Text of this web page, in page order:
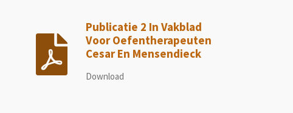
Publicatie 2 In Vakblad
Voor Oefentherapeuten
Cesar En Mensendieck
Download